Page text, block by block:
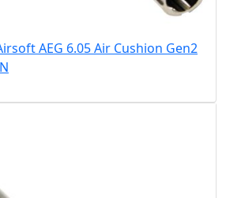
AEG 6.05 Air Cushion Gen2